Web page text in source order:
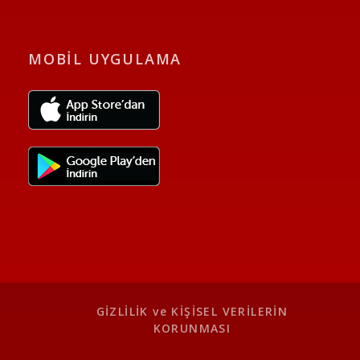
MOBİL UYGULAMA
GİZLİLİK ve KİŞİSEL VERİLERİN
KORUNMASI